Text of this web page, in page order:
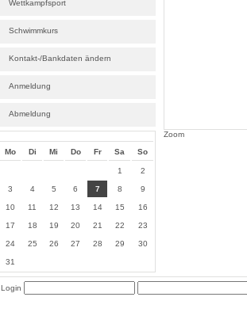
Wettkampfsport
Schwimmkurs
Kontakt-/Bankdaten ändern
Anmeldung
Abmeldung
Mo Di Mi Do Fr Sa So
1 2
3 4 5 6 7 8 9
10 11 12 13 14 15 16
17 18 19 20 21 22 23
24 25 26 27 28 29 30
31
Zoom
Login